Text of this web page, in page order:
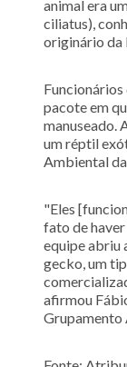
animal era
ciliatus),
originário da
pacote em
manuseado.
um réptil
Ambiental
"Eles
fato de
equipe abriu
gecko, um
afirmou
Grupamento